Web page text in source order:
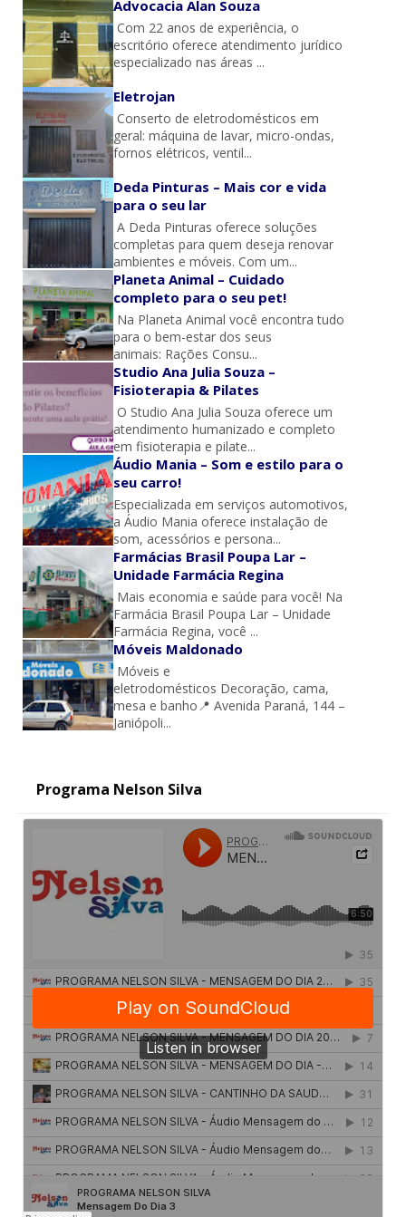
Advocacia Alan Souza
Com 22 anos de experiência, o
escritório oferece atendimento jurídico
especializado nas áreas ...
Eletrojan
Conserto de eletrodomésticos em
geral: máquina de lavar, micro-ondas,
fornos elétricos, ventil...
Deda Pinturas – Mais cor e vida
para o seu lar
A Deda Pinturas oferece soluções
completas para quem deseja renovar
ambientes e móveis. Com um...
Planeta Animal – Cuidado
completo para o seu pet!
Na Planeta Animal você encontra tudo
para o bem-estar dos seus
animais: Rações Consu...
Studio Ana Julia Souza –
Fisioterapia & Pilates
O Studio Ana Julia Souza oferece um
atendimento humanizado e completo
em fisioterapia e pilate...
Áudio Mania – Som e estilo para o
seu carro!
Especializada em serviços automotivos,
a Áudio Mania oferece instalação de
som, acessórios e persona...
Farmácias Brasil Poupa Lar –
Unidade Farmácia Regina
Mais economia e saúde para você! Na
Farmácia Brasil Poupa Lar – Unidade
Farmácia Regina, você ...
Móveis Maldonado
Móveis e
eletrodomésticos Decoração, cama,
mesa e banho📍 Avenida Paraná, 144 –
Janiópoli...
Programa Nelson Silva